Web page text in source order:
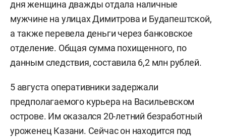
дня женщина дважды отдала наличные
мужчине на улицах Димитрова и Будапештской,
а также перевела деньги через банковское
отделение. Общая сумма похищенного, по
данным следствия, составила 6,2 млн рублей.
5 августа оперативники задержали
предполагаемого курьера на Васильевском
острове. Им оказался 20-летний безработный
уроженец Казани. Сейчас он находится под